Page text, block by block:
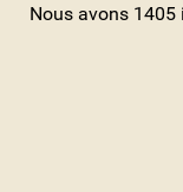
Nous avons 1405